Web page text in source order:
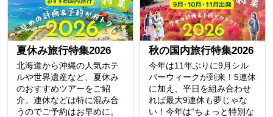
夏休み旅行特集2026
北海道から沖縄の人気ホテ
ルや世界遺産など、夏休み
のおすすめツアーをご紹
介。連休などは特に混み合
うのでご予約はお早めに。
秋の国内旅行特集2026
今年は11年ぶりに9月シル
バーウィークが到来！5連休
に加え、平日を組み合わせ
れば最大9連休も夢じゃな
い！今年は“ちょっと特別な